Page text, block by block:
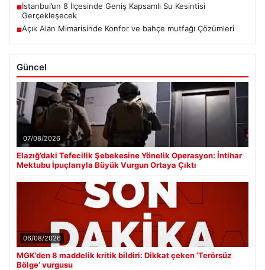
■İstanbul’un 8 İlçesinde Geniş Kapsamlı Su Kesintisi
Gerçekleşecek
■Açık Alan Mimarisinde Konfor ve bahçe mutfağı Çözümleri
Güncel
07/08/2026
Elazığ’daki Tefecilik Şebekesine Yönelik Operasyon: İntihar
Mektubu İpuçlarıyla Büyük Vurgun Ortaya Çıktı
06/08/2026
MGK’den 8 maddelik kritik bildiri: Dikkat çeken ‘Terörsüz
Bölge’ vurgusu